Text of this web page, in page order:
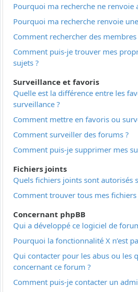
Pourquoi ma recherche ne renvoie
Pourquoi ma recherche renvoie
Comment rechercher des membres
Comment puis-je trouver mes
sujets ?
Surveillance et favoris
Quelle est la différence entre les
surveillance ?
Comment mettre en favoris ou
Comment surveiller des forums ?
Comment puis-je supprimer mes
Fichiers joints
Quels fichiers joints sont autorisés
Comment trouver tous mes fichiers
Concernant phpBB
Qui a développé ce logiciel de
Pourquoi la fonctionnalité X n’est
Qui contacter pour les abus ou les
concernant ce forum ?
Comment puis-je contacter un